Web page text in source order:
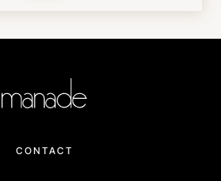
CONTACT